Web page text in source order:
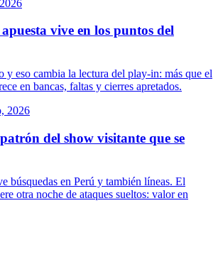
vive en los puntos del
y eso cambia la lectura del play-in: más que el
en bancas, faltas y cierres apretados.
2026
del show visitante que se
búsquedas en Perú y también líneas. El
otra noche de ataques sueltos: valor en